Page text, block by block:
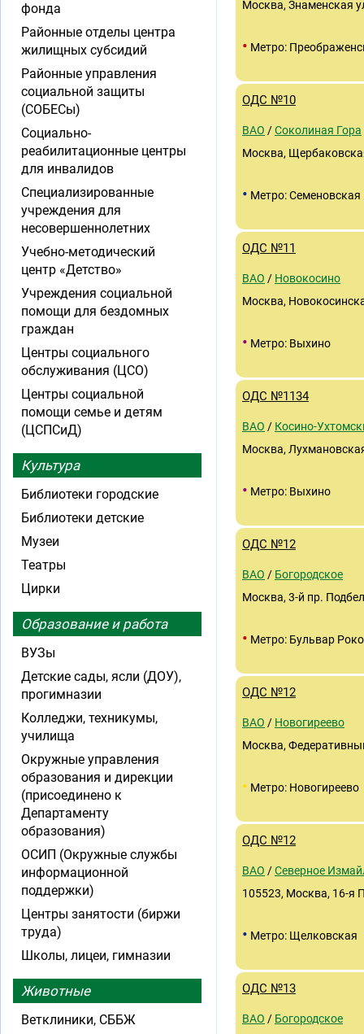
Москва, Знаменская
• Метро:
ОДС №10
ВАО /Соколиная Гора
Москва,
• Метро: Семеновская
ОДС №11
ВАО / Новокосино
Москва,
• Метро: Выхино
ОДС №1134
ВАО / Косино-
Москва,
• Метро: Выхино
ОДС №12
ВАО / Богородское
Москва, 3-й пр.
• Метро: Бульвар
ОДС №12
ВАО / Новогиреево
Москва,
• Метро: Новогиреево
ОДС №12
ВАО /Северное
105523, Москва, 16-я
• Метро: Щелковская
ОДС №13
ВАО / Богородское
фонда
Районные отделы центра
жилищных субсидий
Районные управления
социальной защиты
(СОБЕСы)
Социально-
реабилитационные центры
для инвалидов
Специализированные
учреждения для
несовершеннолетних
Учебно-методический
центр «Детство»
Учреждения социальной
помощи для бездомных
граждан
Центры социального
обслуживания (ЦСО)
Центры социальной
помощи семье и детям
(ЦСПСиД)
Культура
Библиотеки городские
Библиотеки детские
Музеи
Театры
Цирки
Образование и работа
ВУЗы
Детские сады, ясли (ДОУ),
прогимназии
Колледжи, техникумы,
училища
Окружные управления
образования и дирекции
(присоединено к
Департаменту
образования)
ОСИП (Окружные службы
информационной
поддержки)
Центры занятости (биржи
труда)
Школы, лицеи, гимназии
Животные
Ветклиники, СББЖ